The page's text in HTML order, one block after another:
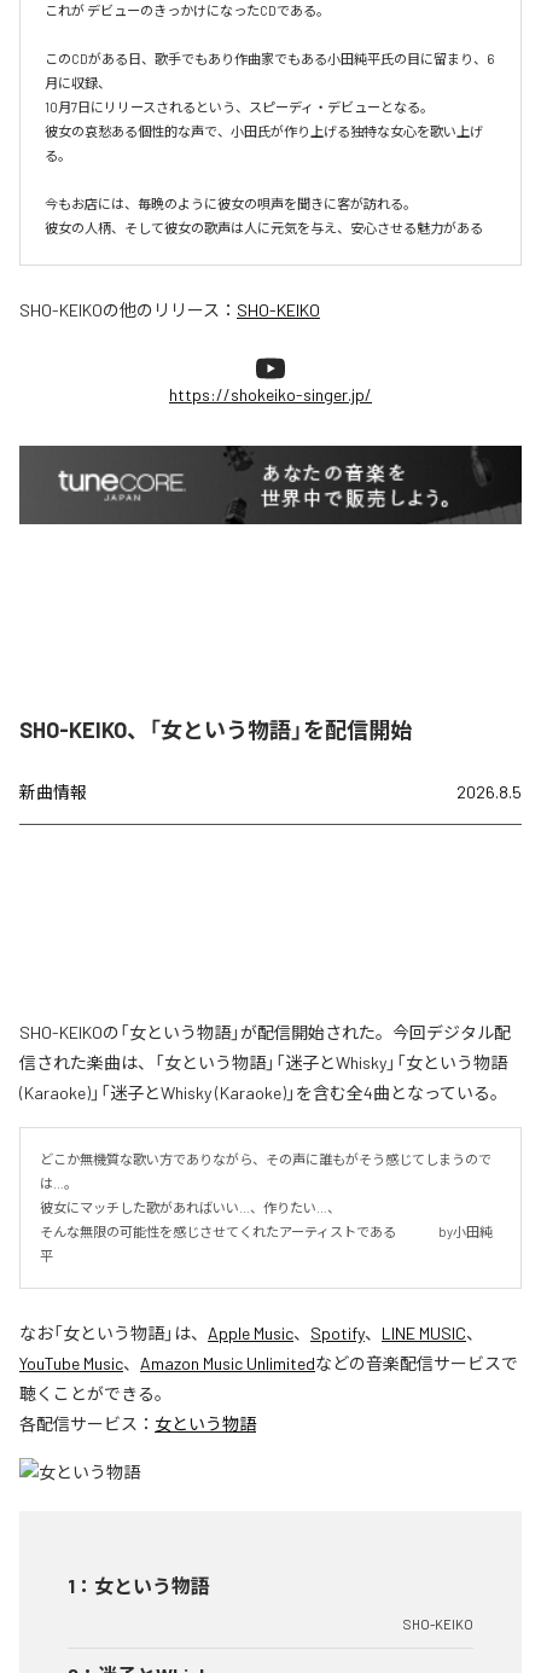
これが デビューのきっかけになったCDである。
このCDがある日、歌手でもあり作曲家でもある小田純平氏の目に留まり、6
月に収録、
10月7日にリリースされるという、スピーディ・デビューとなる。
彼女の哀愁ある個性的な声で、小田氏が作り上げる独特な女心を歌い上げ
る。
今もお店には、毎晩のように彼女の唄声を聞きに客が訪れる。
彼女の人柄、そして彼女の歌声は人に元気を与え、安心させる魅力がある
SHO-KEIKOの他のリリース： SHO-KEIKO
https://shokeiko-singer.jp/
SHO-KEIKO、「女という物語」を配信開始
新曲情報 2026.8.5
SHO-KEIKOの「女という物語」が配信開始された。今回デジタル配
信された楽曲は、「女という物語」「迷子とWhisky」「女という物語
(Karaoke)」「迷子とWhisky (Karaoke)」を含む全4曲となっている。
どこか無機質な歌い方でありながら、その声に誰もがそう感じてしまうので
は…。
彼女にマッチした歌があればいい…、作りたい…、
そんな無限の可能性を感じさせてくれたアーティストである 　　　by小田純
平
なお「女という物語」は、 Apple Music、 Spotify、 LINE MUSIC、
YouTube Music、 Amazon Music Unlimitedなどの音楽配信サービスで
聴くことができる。
各配信サービス： 女という物語
1 ： 女という物語
SHO-KEIKO